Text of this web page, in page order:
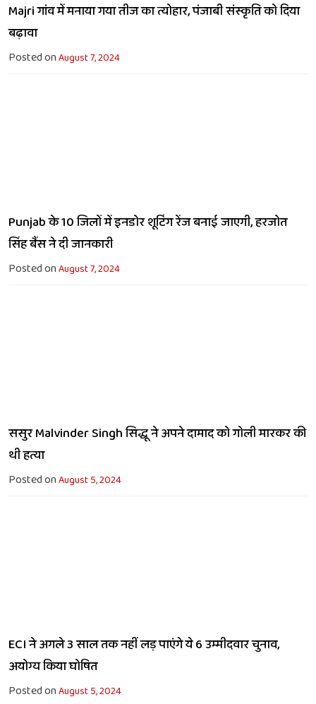
Majri गांव में मनाया गया तीज का त्योहार, पंजाबी संस्कृति को दिया
बढ़ावा
Posted onAugust 7, 2024
Punjab के 10 जिलों में इनडोर शूटिंग रेंज बनाई जाएगी, हरजोत
सिंह बैंस ने दी जानकारी
Posted onAugust 7, 2024
ससुर Malvinder Singh सिद्धू ने अपने दामाद को गोली मारकर की
थी हत्या
Posted onAugust 5, 2024
ECI ने अगले 3 साल तक नहीं लड़ पाएंगे ये 6 उम्मीदवार चुनाव,
अयोग्य किया घोषित
Posted onAugust 5, 2024